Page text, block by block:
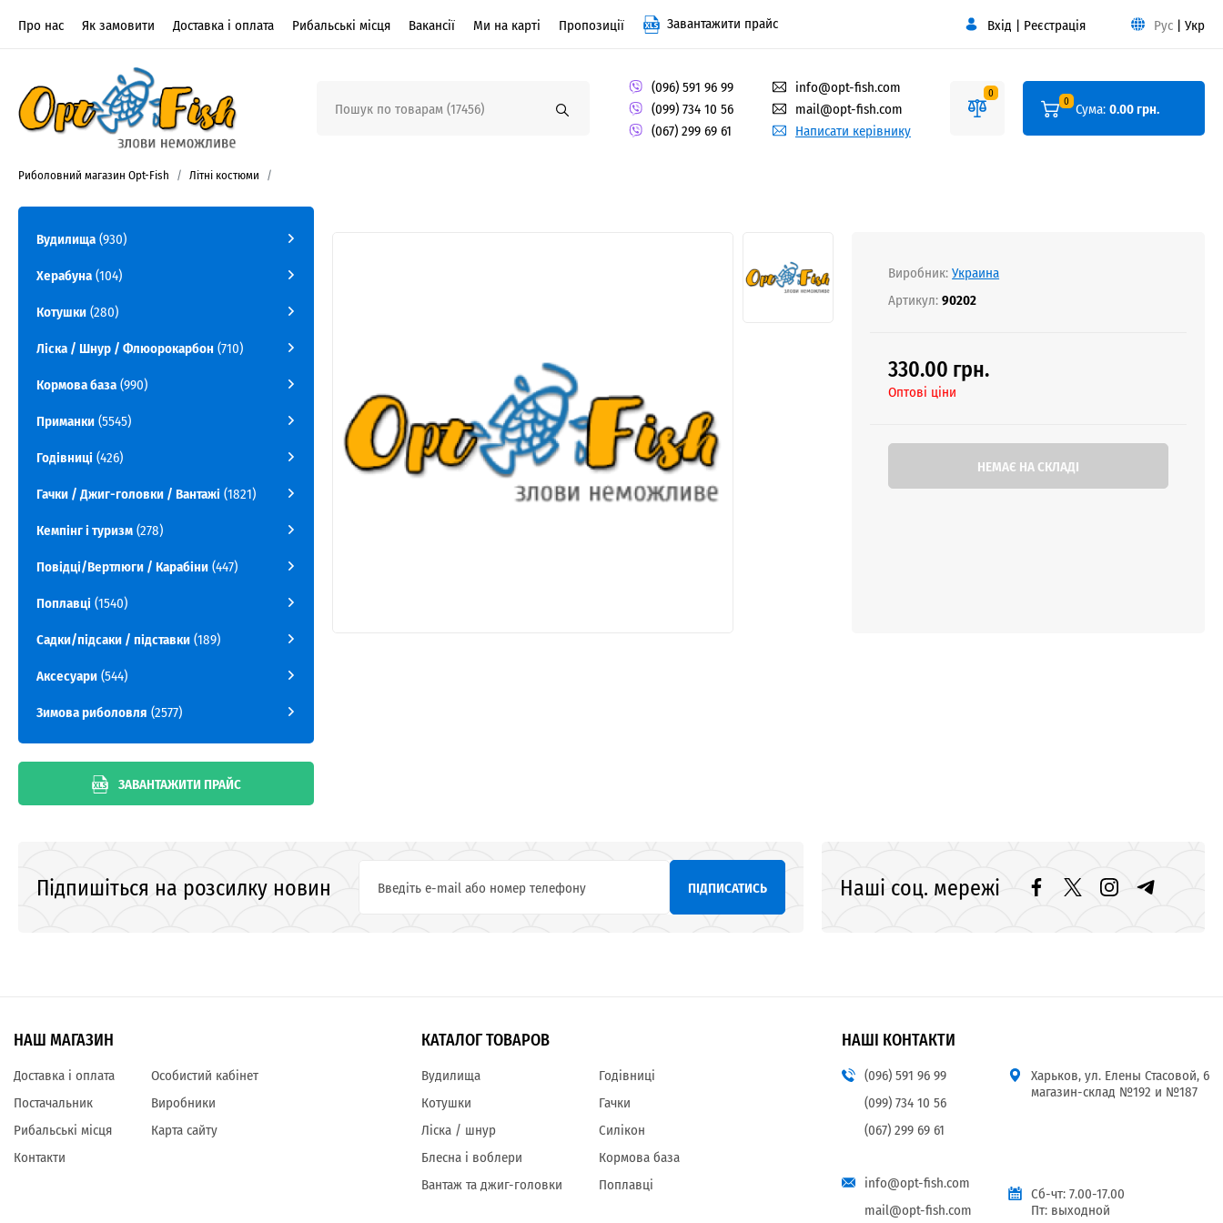
Про нас Як замовити Доставка і оплата Рибальські місця Вакансії Ми на карті Пропозиції Завантажити прайс Вхід | Реєстрація Рус | Укр
(096) 591 96 99
(099) 734 10 56
(067) 299 69 61
info@opt-fish.com
mail@opt-fish.com
Написати керівнику
0
0 Сума:0.00 грн.
Риболовний магазин Opt-Fish Літні костюми
Виробник:Украина
Артикул:90202
330.00 грн.
Оптові ціни
НЕМАЄ НА СКЛАДІ
Вудилища(930)
Херабуна(104)
Котушки(280)
Ліска / Шнур / Флюорокарбон(710)
Кормова база(990)
Приманки(5545)
Годівниці (426)
Гачки / Джиг-головки / Вантажі (1821)
Кемпінг і туризм(278)
Повідці/Вертлюги / Карабіни(447)
Поплавці (1540)
Садки/підсаки / підставки(189)
Аксесуари(544)
Зимова риболовля (2577)
ЗАВАНТАЖИТИ ПРАЙС
Підпишіться на розсилку новин ПІДПИСАТИСЬ Наші соц. мережі
НАШ МАГАЗИН
Доставка і оплата
Постачальник
Рибальські місця
Контакти
Особистий кабінет
Виробники
Карта сайту
КАТАЛОГ ТОВАРОВ
Вудилища
Котушки
Ліска / шнур
Блесна і воблери
Вантаж та джиг-головки
Годівниці
Гачки
Силікон
Кормова база
Поплавці
НАШІ КОНТАКТИ
(096) 591 96 99
(099) 734 10 56
(067) 299 69 61
info@opt-fish.com
mail@opt-fish.com
Харьков, ул. Елены Стасовой, 6
магазин-склад №192 и №187
Сб-чт: 7.00-17.00
Пт: выходной